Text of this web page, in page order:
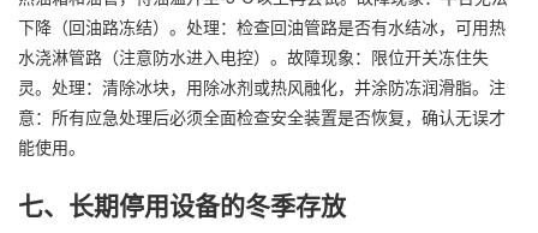
下降（回油路冻结）。处理：检查回油管路是否有水结冰，可用热
水浇淋管路（注意防水进入电控）。故障现象：限位开关冻住失
灵。处理：清除冰块，用除冰剂或热风融化，并涂防冻润滑脂。注
意：所有应急处理后必须全面检查安全装置是否恢复，确认无误才
能使用。
七、长期停用设备的冬季存放